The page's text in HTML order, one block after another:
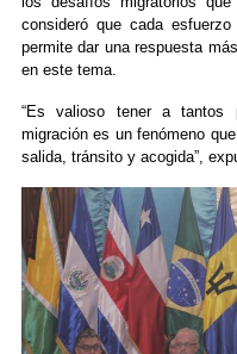
consideró que cada
permite dar una respuesta
en este tema.
“Es valioso tener a tantos
migración es un fenómeno
salida, tránsito y acogida”,